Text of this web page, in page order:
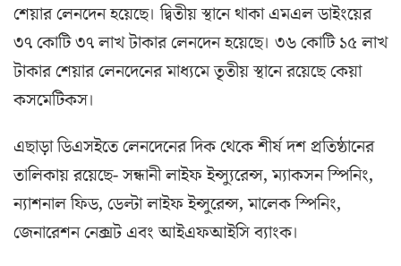
শেয়ার লেনদেন হয়েছে। দ্বিতীয় স্থানে থাকা এমএল ডাইংয়ের
৩৭ কোটি ৩৭ লাখ টাকার লেনদেন হয়েছে। ৩৬ কোটি ১৫ লাখ
টাকার শেয়ার লেনদেনের মাধ্যমে তৃতীয় স্থানে রয়েছে কেয়া
কসমেটিকস।
এছাড়া ডিএসইতে লেনদেনের দিক থেকে শীর্ষ দশ প্রতিষ্ঠানের
তালিকায় রয়েছে- সন্ধানী লাইফ ইন্স্যুরেন্স, ম্যাকসন স্পিনিং,
ন্যাশনাল ফিড, ডেল্টা লাইফ ইন্সুরেন্স, মালেক স্পিনিং,
জেনারেশন নেক্সট এবং আইএফআইসি ব্যাংক।